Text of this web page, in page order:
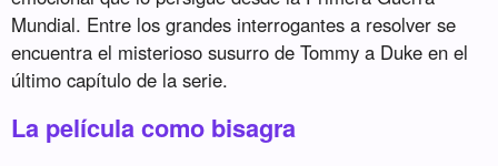
Mundial. Entre los grandes interrogantes a resolver se
encuentra el misterioso susurro de Tommy a Duke en el
último capítulo de la serie.
La película como bisagra